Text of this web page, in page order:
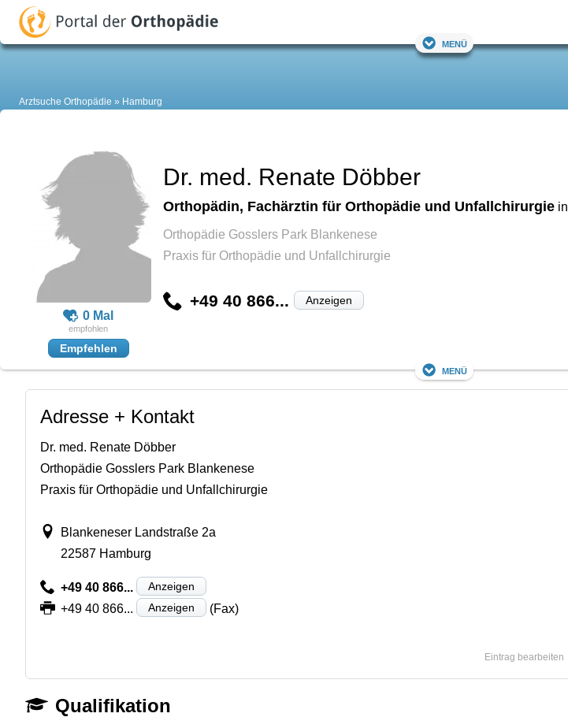
Menü
Arztsuche Orthopädie Hamburg
0 Mal
Empfehlen
Dr. med. Renate Döbber
Orthopädin, Fachärztin für Orthopädie und Unfallchirurgie in
Orthopädie Gosslers Park Blankenese
Praxis für Orthopädie und Unfallchirurgie
+49 40 866... Anzeigen
Menü
Adresse + Kontakt
Dr. med. Renate Döbber
Orthopädie Gosslers Park Blankenese
Praxis für Orthopädie und Unfallchirurgie
Blankeneser Landstraße 2a
22587 Hamburg
+49 40 866... Anzeigen
+49 40 866... Anzeigen (Fax)
Eintrag bearbeiten
Qualifikation